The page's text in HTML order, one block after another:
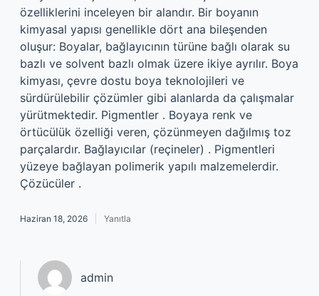
özelliklerini inceleyen bir alandır. Bir boyanın
kimyasal yapısı genellikle dört ana bileşenden
oluşur: Boyalar, bağlayıcının türüne bağlı olarak su
bazlı ve solvent bazlı olmak üzere ikiye ayrılır. Boya
kimyası, çevre dostu boya teknolojileri ve
sürdürülebilir çözümler gibi alanlarda da çalışmalar
yürütmektedir. Pigmentler . Boyaya renk ve
örtücülük özelliği veren, çözünmeyen dağılmış toz
parçalardır. Bağlayıcılar (reçineler) . Pigmentleri
yüzeye bağlayan polimerik yapılı malzemelerdir.
Çözücüler .
Haziran 18, 2026 Yanıtla
admin